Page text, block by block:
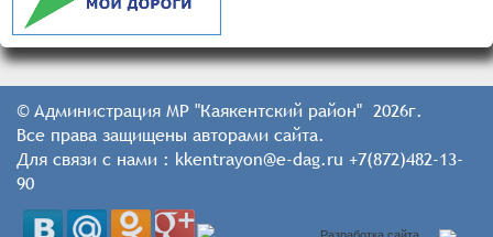
© Администрация МР "Каякентский район" 2026г.
Все права защищены авторами сайта.
Для связи с нами : kkentrayon@e-dag.ru +7(872)482-13-
90